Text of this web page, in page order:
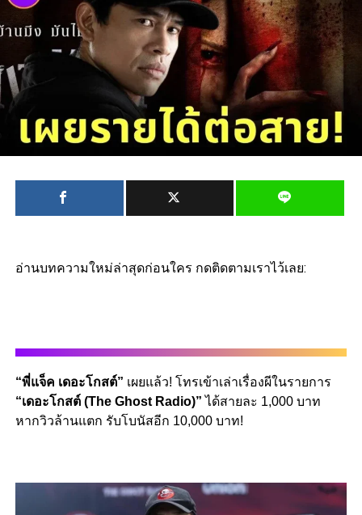
อ่านบทความใหม่ล่าสุดก่อนใคร กดติดตามเราไว้เลย:
“พี่แจ็ค เดอะโกสต์” เผยแล้ว! โทรเข้าเล่าเรื่องผีในรายการ
“เดอะโกสต์ (The Ghost Radio)”ได้สายละ 1,000 บาท
หากวิวล้านแตก รับโบนัสอีก 10,000 บาท!